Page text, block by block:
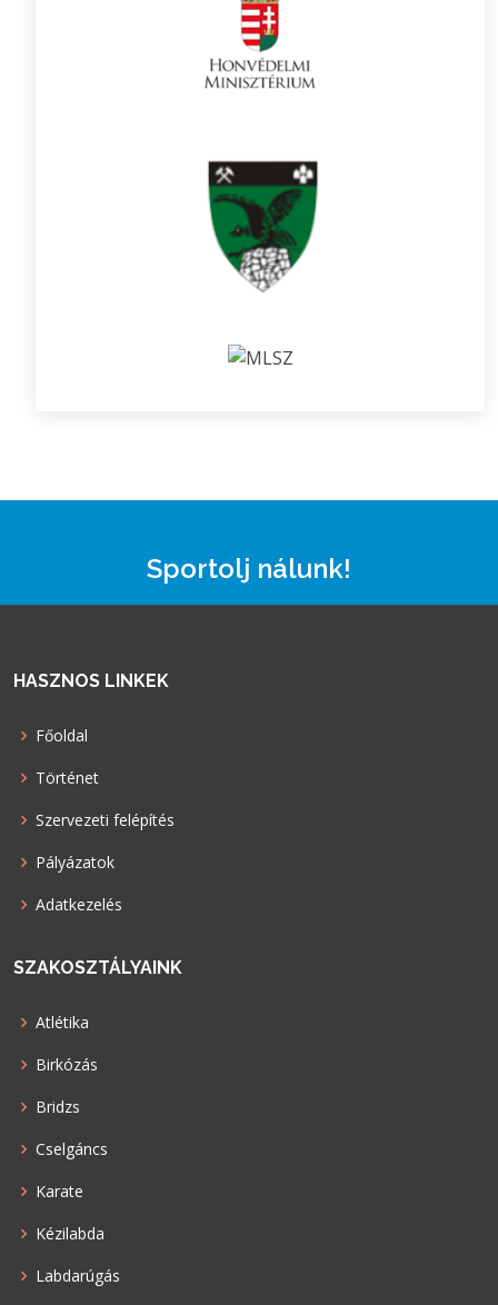
Sportolj nálunk!
HASZNOS LINKEK
Főoldal
Történet
Szervezeti felépítés
Pályázatok
Adatkezelés
SZAKOSZTÁLYAINK
Atlétika
Birkózás
Bridzs
Cselgáncs
Karate
Kézilabda
Labdarúgás